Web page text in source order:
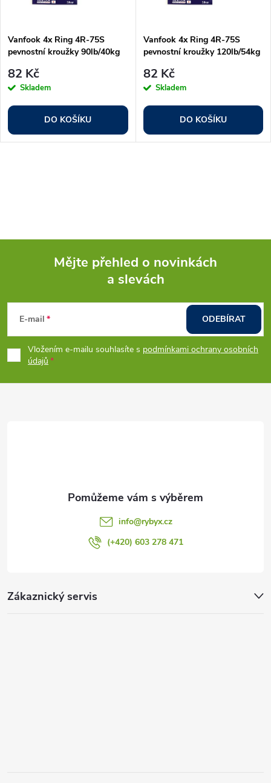
p
r
o
d
t
s
p
r
o
t
Vanfook 4x Ring 4R-75S
pevnostní kroužky 90lb/40kg
82 Kč
Skladem
DO KOŠÍKU
Vanfook 4x Ring 4R-75S
pevnostní kroužky 120lb/54kg
82 Kč
Skladem
DO KOŠÍKU
a
í
s
p
a
Mějte přehled o novinkách
a slevách
E-mail
Vložením e-mailu souhlasíte s podmínkami ochrany osobních
údajů
ODEBÍRAT
Zákaznický servis
info@rybyx.cz
(+420) 603 278 471